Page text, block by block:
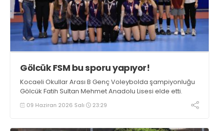
Gölcük FSM bu sporu yapıyor!
Kocaeli Okullar Arası B Genç Voleybolda şampiyonluğu
Gölcük Fatih Sultan Mehmet Anadolu Lisesi elde etti.
09 Haziran 2026 Salı 23:29